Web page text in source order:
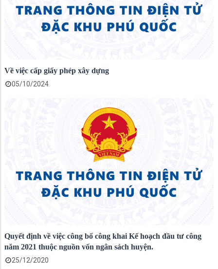
Về việc cấp giấy phép xây dựng
05/10/2024
Quyết định về việc công bố công khai Kế hoạch đầu tư công
năm 2021 thuộc nguồn vốn ngân sách huyện.
25/12/2020